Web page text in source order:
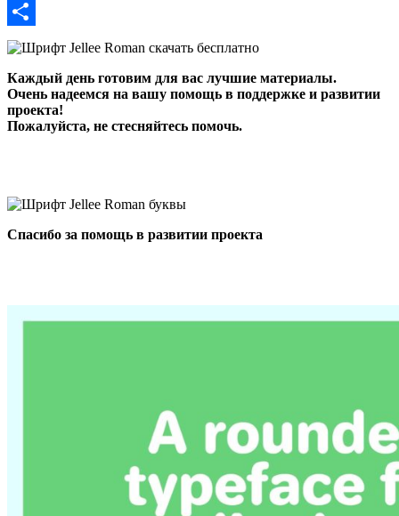
Telegram
Отправить
Каждый день готовим для вас лучшие материалы.
Очень надеемся на вашу помощь в поддержке и развитии
проекта!
Пожалуйста, не стесняйтесь помочь.
Спасибо за помощь в развитии проекта